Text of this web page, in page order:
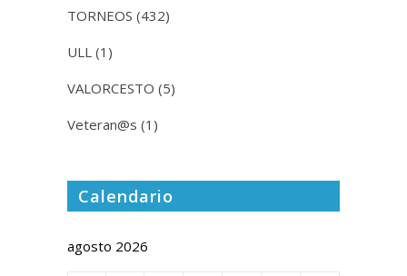
TORNEOS (432)
ULL (1)
VALORCESTO (5)
Veteran@s (1)
Calendario
agosto 2026